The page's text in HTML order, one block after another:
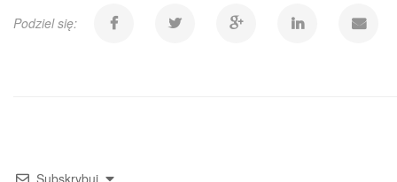
Podziel się:
Subskrybuj